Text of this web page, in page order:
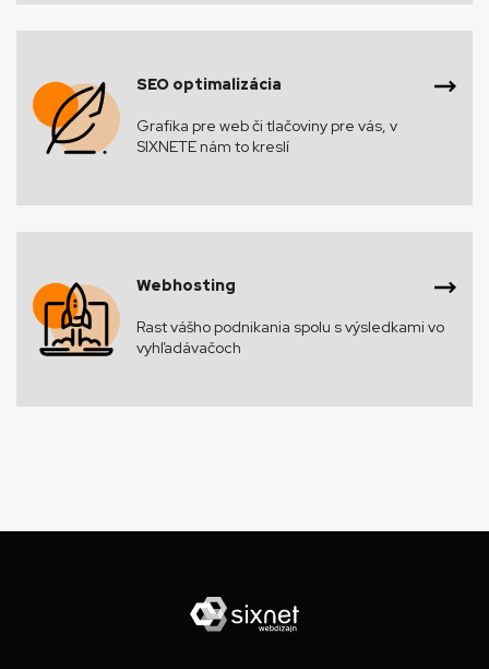
SEO optimalizácia
Grafika pre web či tlačoviny pre vás, v
SIXNETE nám to kreslí
Webhosting
Rast vášho podnikania spolu s výsledkami vo
vyhľadávačoch